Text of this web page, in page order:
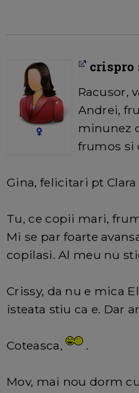
crispro
Racusor,
Andrei,
minunez
frumos si
Gina, felicitari pt
Tu, ce copii mari,
Mi se par foarte
copilasi. Al meu nu
Crissy, da nu e mica
isteata stiu ca e. Dar
Coteasca, .
Mov, mai nou dorm